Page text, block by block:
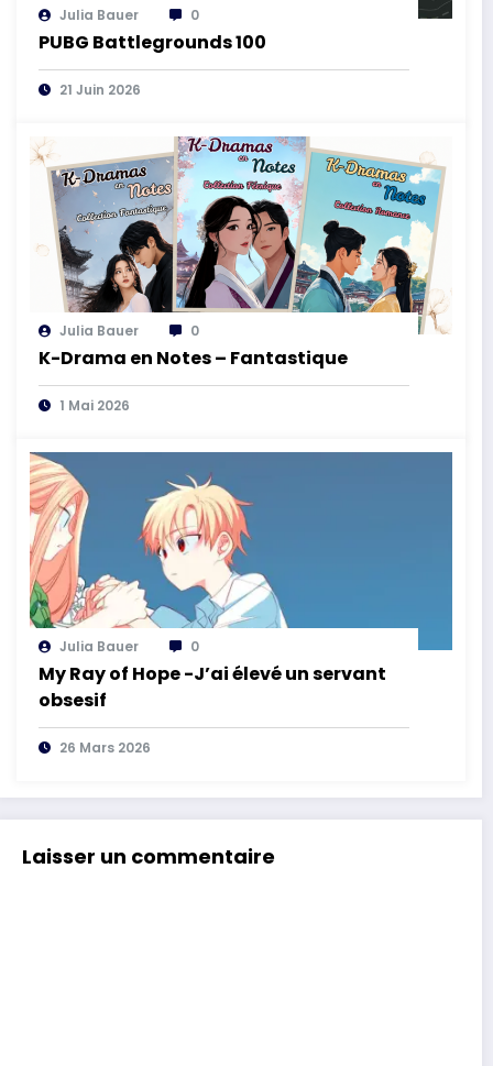
Julia Bauer 0
PUBG Battlegrounds 100
21 Juin 2026
Julia Bauer 0
K-Drama en Notes – Fantastique
1 Mai 2026
Julia Bauer 0
My Ray of Hope -J’ai élevé un servant
obsesif
26 Mars 2026
Laisser un commentaire